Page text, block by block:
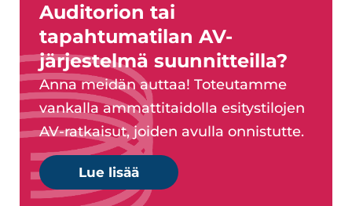
Auditorion tai
tapahtumatilan AV-
järjestelmä suunnitteilla?
Anna meidän auttaa! Toteutamme
vankalla ammattitaidolla esitystilojen
AV-ratkaisut, joiden avulla onnistutte.
Lue lisää